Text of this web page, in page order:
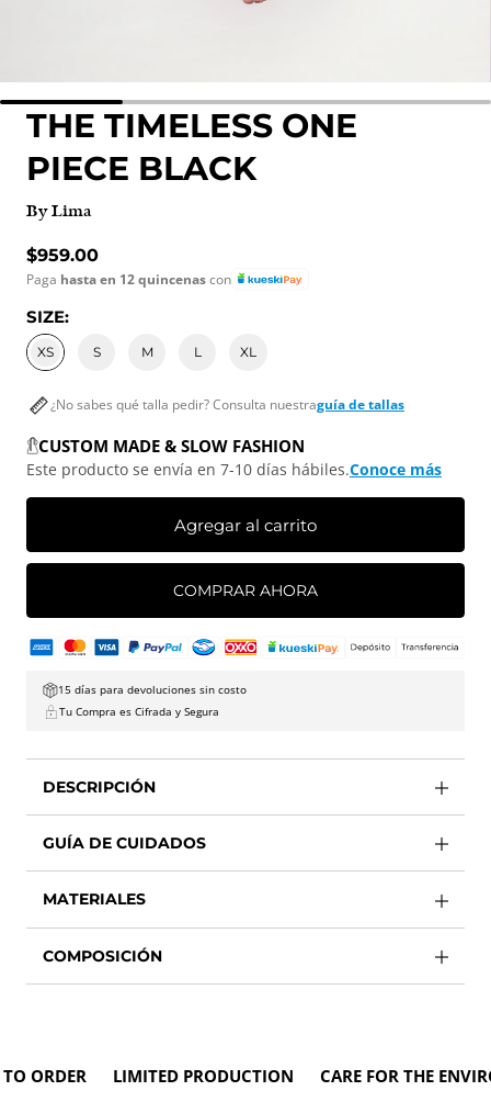
THE TIMELESS ONE
PIECE BLACK
By Lima
Precio normal
$959.00
Paga hasta en 12 quincenascon
SIZE:
XS S M L XL
¿No sabes qué talla pedir? Consulta nuestraguía de tallas
CUSTOM MADE & SLOW FASHION
Este producto se envía en 7-10 días hábiles.Conoce más
Agregar al carrito
COMPRAR AHORA
15 días para devoluciones sin costo
Tu Compra es Cifrada y Segura
DESCRIPCIÓN
GUÍA DE CUIDADOS
MATERIALES
COMPOSICIÓN
LIMITED PRODUCTION CARE FOR THE